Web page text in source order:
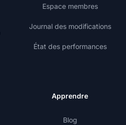
Espace membres
Journal des modifications
État des performances
Apprendre
Blog